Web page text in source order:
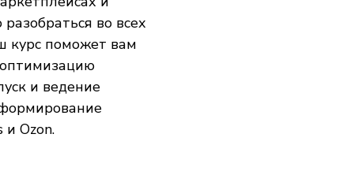
во всех
курс поможет вам
и ведение
Ozon.